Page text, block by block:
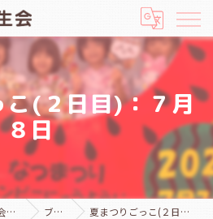
こ(２日目)：７月
８日
新居浜市の保育園なら社会福祉法人愛生会 ブログ 夏まつりごっこ(２日目)：７月８日